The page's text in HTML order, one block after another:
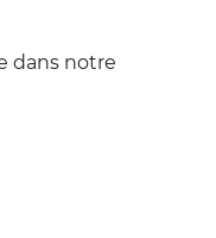
dans notre